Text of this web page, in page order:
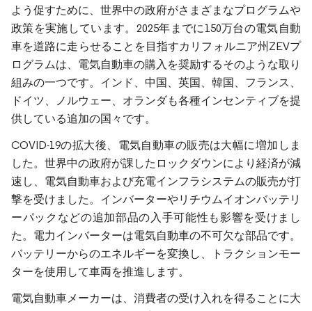
よう促すために、世界中の政府がさまざまなプログラムや
政策を実施しています。2025年までに150万台の電気自動
車を道路に走らせることを目指すカリフォルニア州ZEVプ
ログラムは、電気自動車の購入を奨励するそのような取り
組みの一つです。インド、中国、英国、韓国、フランス、
ドイツ、ノルウェー、オランダも各種インセンティブを提
供している追加の国々です。
COVID-19の拡大後、電気自動車の販売は大幅に増加しま
した。世界中の政府が課したロックダウンにより経済が減
速し、電気自動車および充電インフラシステムの販売が打
撃を受けました。インバーターやリチウムイオンバッテリ
ーパックなどの追加部品の入手可能性も影響を受けまし
た。電力インバーターは電気自動車の不可欠な部品です。
バッテリーからのエネルギーを変換し、トラクションモー
ターを使用して車両を推進します。
電気自動車メーカーは、消費者の受け入れを得ることに大